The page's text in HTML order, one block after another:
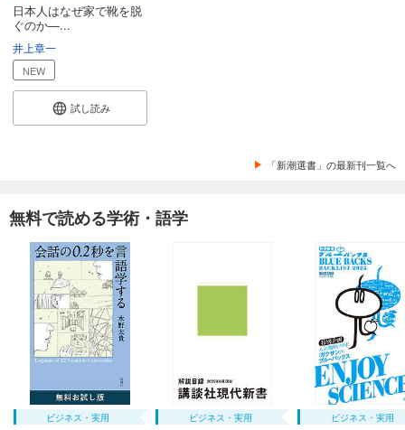
日本人はなぜ家で靴を脱
ぐのか―...
井上章一
NEW
試し読み
「新潮選書」の最新刊一覧へ
無料で読める学術・語学
ビジネス・実用 ビジネス・実用 ビジネス・実用